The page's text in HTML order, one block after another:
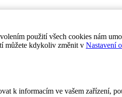
použití všech cookies nám
můžete kdykoliv změnit v Nastavení
k informacím ve vašem zařízení,